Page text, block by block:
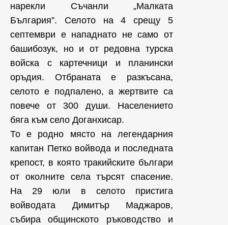
нарекли Съчанли „Малката
България”. Селото на 4 срещу 5
септември е нападнато не само от
башибозук, но и от редовна турска
войска с картечници и планински
оръдия. Отбраната е разкъсана,
селото е подпалено, а жертвите са
повече от 300 души. Населението
бяга към село Доганхисар.
То е родно място на легендарния
капитан Петко войвода и последната
крепост, в която тракийските българи
от околните села търсят спасение.
На 29 юли в селото пристига
войводата Димитър Маджаров,
събира общинското ръководство и